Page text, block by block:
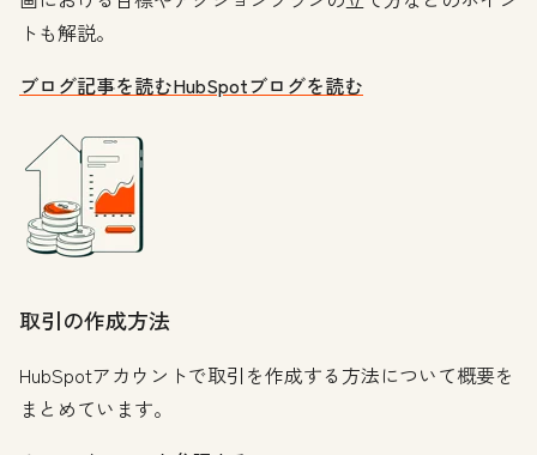
トも解説。
ブログ記事を読むHubSpotブログを読む
取引の作成方法
HubSpotアカウントで取引を作成する方法について概要を
まとめています。